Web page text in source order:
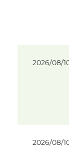
2026/08/
2026/08/